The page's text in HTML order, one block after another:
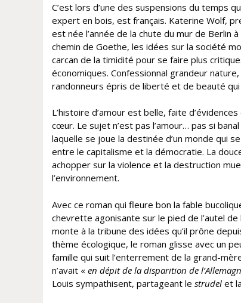
C’est lors d’une des suspensions du temps
expert en bois, est français. Katerine Wolf,
est née l’année de la chute du mur de Berlin
chemin de Goethe, les idées sur la société
carcan de la timidité pour se faire plus
économiques. Confessionnal grandeur
randonneurs épris de liberté et de beauté
L’histoire d’amour est belle, faite
cœur. Le sujet n’est pas l’amour… pas si
laquelle se joue la destinée d’un monde qui
entre le capitalisme et la démocratie. La
achopper sur la violence et la destruction
l’environnement.
Avec ce roman qui fleure bon la fable
chevrette agonisante sur le pied de l’autel
monte à la tribune des idées qu’il prône
thème écologique, le roman glisse avec un
famille qui suit l’enterrement de la grand-
n’avait « en dépit de la disparition de
Louis sympathisent, partageant le strudel et